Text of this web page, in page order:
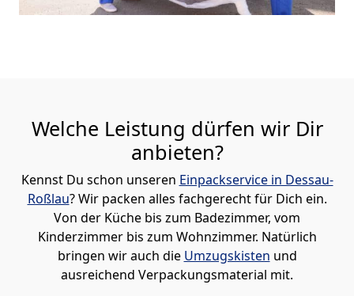
Welche Leistung dürfen wir Dir
anbieten?
Kennst Du schon unseren Einpackservice in Dessau-
Roßlau? Wir packen alles fachgerecht für Dich ein.
Von der Küche bis zum Badezimmer, vom
Kinderzimmer bis zum Wohnzimmer. Natürlich
bringen wir auch die Umzugskisten und
ausreichend Verpackungsmaterial mit.